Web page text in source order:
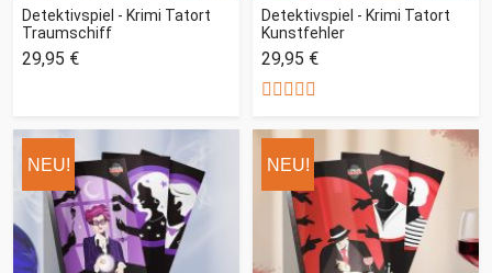
Detektivspiel - Krimi Tatort
Traumschiff
29,95 €
Detektivspiel - Krimi Tatort
Kunstfehler
29,95 €
NEU! NEU!